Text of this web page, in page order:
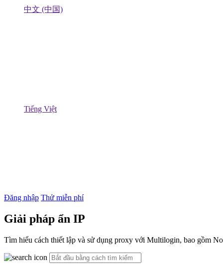
中文 (中国)
Tiếng Việt
Đăng nhập Thử miễn phí
Giải pháp ẩn IP
Tìm hiểu cách thiết lập và sử dụng proxy với Multilogin, bao gồm